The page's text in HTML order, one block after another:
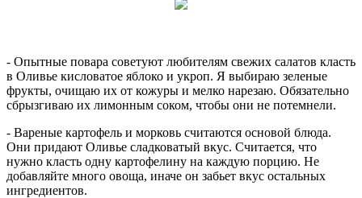
- Опытные повара советуют любителям свежих салатов класть
в Оливье кисловатое яблоко и укроп. Я выбираю зеленые
фрукты, очищаю их от кожуры и мелко нарезаю. Обязательно
сбрызгиваю их лимонным соком, чтобы они не потемнели.
- Вареные картофель и морковь считаются основой блюда.
Они придают Оливье сладковатый вкус. Считается, что
нужно класть одну картофелину на каждую порцию. Не
добавляйте много овоща, иначе он забьет вкус остальных
ингредиентов.